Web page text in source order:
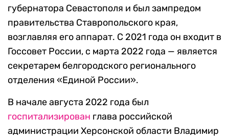
губернатора Севастополя и был зампредом
правительства Ставропольского края,
возглавляя его аппарат. С 2021 года он входит в
Госсовет России, с марта 2022 года — является
секретарем белгородского регионального
отделения «Единой России».
В начале августа 2022 года был
госпитализирован глава российской
администрации Херсонской области Владимир